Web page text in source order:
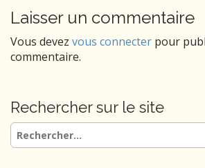
t
n
a
g
a
t
Laisser un commentaire
Vous devez vous connecter pour
commentaire.
Rechercher sur le site
Rechercher :